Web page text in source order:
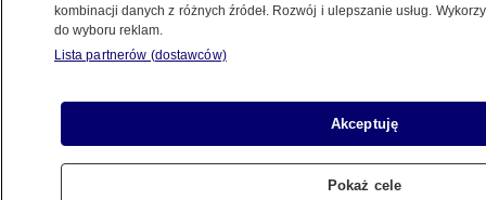
Posłuchaj artykułu
Czyta lektor AI
kombinacji danych z różnych źródeł. Rozwój i ulepszanie usług.
do wyboru reklam.
Lista partnerów (dostawców)
Akceptuję
Pokaż cele